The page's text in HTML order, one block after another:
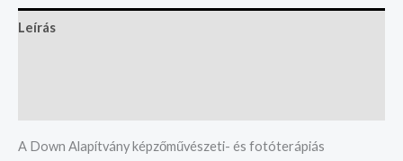
Leírás
A Down Alapítvány képzőművészeti- és fotóterápiás